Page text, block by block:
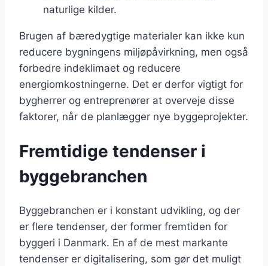
naturlige kilder.
Brugen af bæredygtige materialer kan ikke kun
reducere bygningens miljøpåvirkning, men også
forbedre indeklimaet og reducere
energiomkostningerne. Det er derfor vigtigt for
bygherrer og entreprenører at overveje disse
faktorer, når de planlægger nye byggeprojekter.
Fremtidige tendenser i
byggebranchen
Byggebranchen er i konstant udvikling, og der
er flere tendenser, der former fremtiden for
byggeri i Danmark. En af de mest markante
tendenser er digitalisering, som gør det muligt